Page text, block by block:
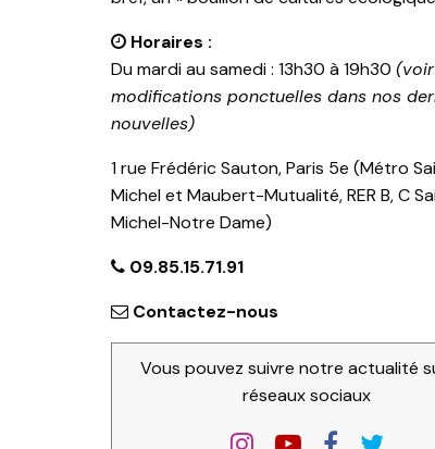
Horaires :
Du mardi au samedi : 13h30 à 19h30 (voir
modifications ponctuelles dans nos
nouvelles)
1 rue Frédéric Sauton, Paris 5e (Métro
Michel et Maubert-Mutualité, RER B, C
Michel-Notre Dame)
09.85.15.71.91
Contactez-nous
Vous pouvez suivre notre actualité
réseaux sociaux